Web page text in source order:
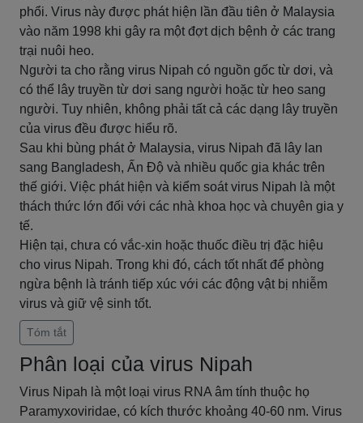
phổi. Virus này được phát hiện lần đầu tiên ở Malaysia
vào năm 1998 khi gây ra một đợt dịch bệnh ở các trang
trại nuôi heo.
Người ta cho rằng virus Nipah có nguồn gốc từ dơi, và
có thể lây truyền từ dơi sang người hoặc từ heo sang
người. Tuy nhiên, không phải tất cả các dạng lây truyền
của virus đều được hiểu rõ.
Sau khi bùng phát ở Malaysia, virus Nipah đã lây lan
sang Bangladesh, Ấn Độ và nhiều quốc gia khác trên
thế giới. Việc phát hiện và kiểm soát virus Nipah là một
thách thức lớn đối với các nhà khoa học và chuyên gia y
tế.
Hiện tại, chưa có vắc-xin hoặc thuốc điều trị đặc hiệu
cho virus Nipah. Trong khi đó, cách tốt nhất để phòng
ngừa bệnh là tránh tiếp xúc với các động vật bị nhiễm
virus và giữ vệ sinh tốt.
Tóm tắt
Phân loại của virus Nipah
Virus Nipah là một loại virus RNA âm tính thuộc họ
Paramyxoviridae, có kích thước khoảng 40-60 nm. Virus